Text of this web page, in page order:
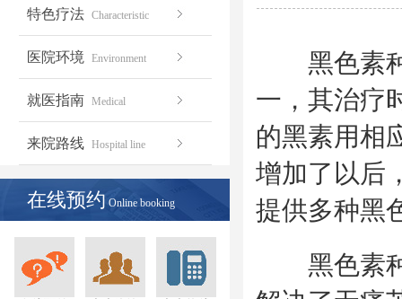
特色疗法 Characteristic
医院环境 Environment
就医指南 Medical
来院路线 Hospital line
在线预约 Online booking
黑色素种
一，其治疗
的黑素用相
增加了以后
提供多种黑
黑色素种